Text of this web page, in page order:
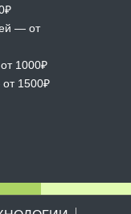
— от
1000₽
1500₽